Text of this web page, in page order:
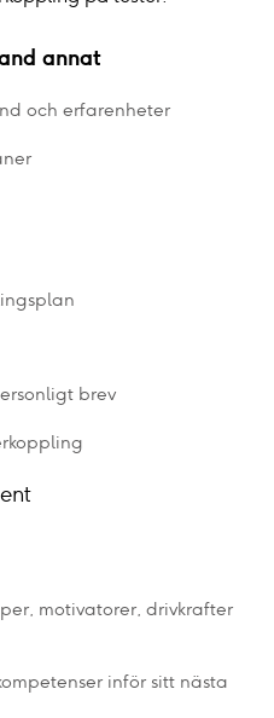
annat
och erfarenheter
brev
motivatorer, drivkrafter
inför sitt nästa